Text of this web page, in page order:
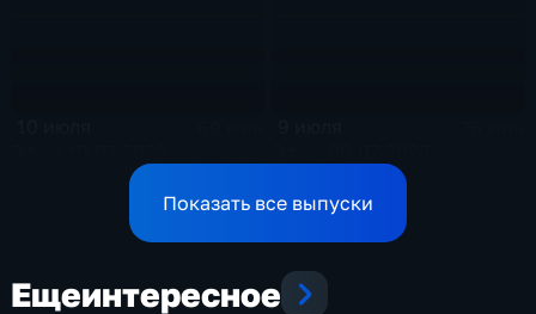
Показать все выпуски
Ещеинтересное